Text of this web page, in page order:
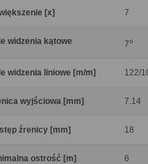
[x] 7
widzenia kątowe 7o
widzenia liniowe [m/m] 122/
wyjściowa [mm] 7.14
źrenicy [mm] 18
ostrość [m] 6